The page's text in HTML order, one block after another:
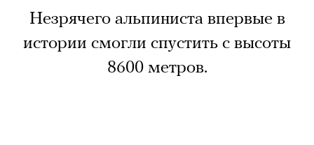
Незрячего альпиниста впервые в
истории смогли спустить с высоты
8600 метров.